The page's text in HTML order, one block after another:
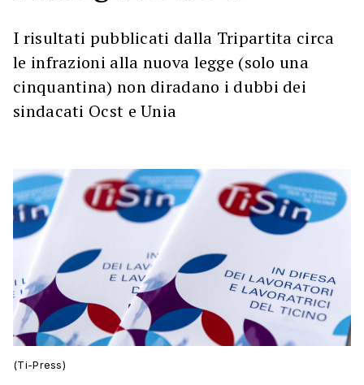
I risultati pubblicati dalla Tripartita circa
le infrazioni alla nuova legge (solo una
cinquantina) non diradano i dubbi dei
sindacati Ocst e Unia
(Ti-Press)